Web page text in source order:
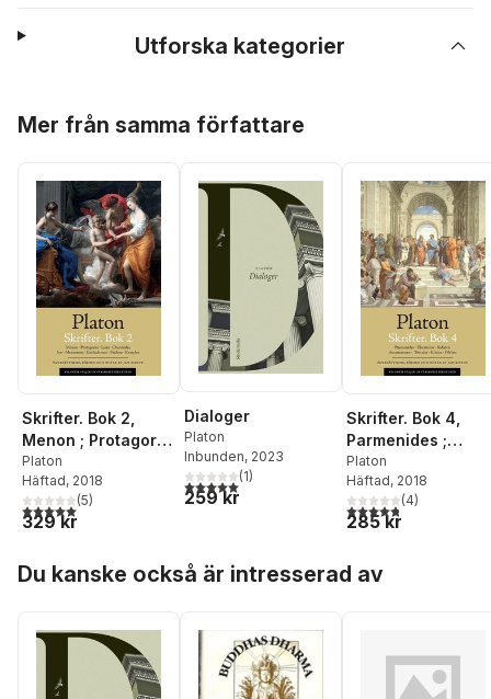
Utforska kategorier
Mer från samma författare
Skrifter. Bok 2,
Menon ; Protagoras
; Lysis ; Charmides ;
Ion ; Menexenos ;
Euthydemos ;
Faidros ; Kratylos
Platon
Häftad, 2018
5,0utav 5 stjärnor. Totalt antal röster:
(5)
329 kr
Dialoger
Platon
Inbunden, 2023
5,0utav 5 stjärnor. Totalt antal röster:
(1)
259 kr
Skrifter. Bok 4,
Parmenides ;
Theaitetos ;
Sofisten ;
Statsmannen ;
Timaios ; Kritias ;
Platon
Häftad, 2018
4,8utav 5 stjärnor.
(4)
285 kr
Du kanske också är intresserad av